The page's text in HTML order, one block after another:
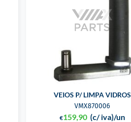
VEIOS P/ LIMPA VIDROS
VMX870006
€159,90 (c/ iva)/un